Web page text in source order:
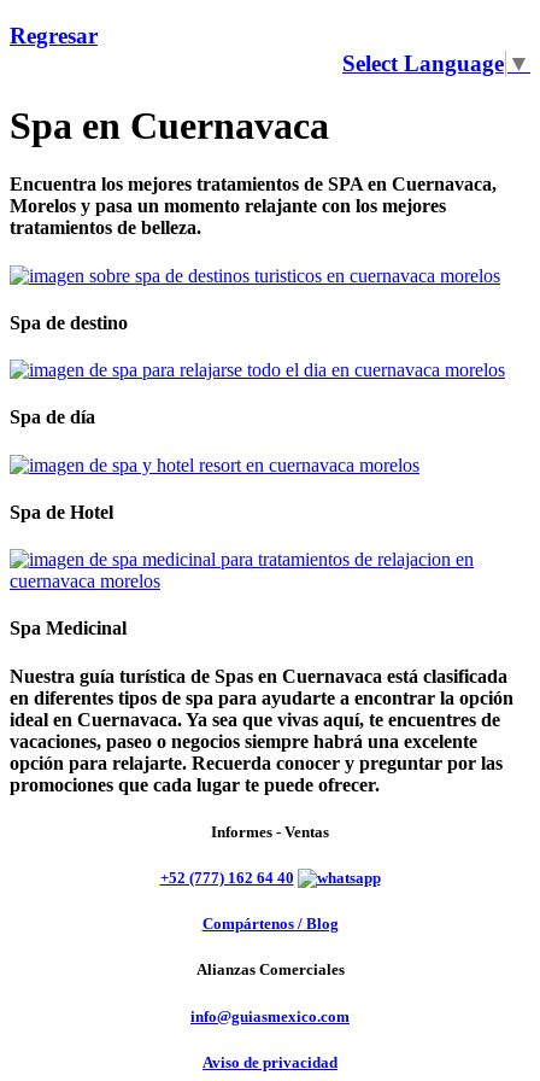
Regresar
Select Language ▼
Spa en Cuernavaca
Encuentra los mejores tratamientos de SPA en Cuernavaca,
Morelos y pasa un momento relajante con los mejores
tratamientos de belleza.
Spa de destino
Spa de día
Spa de Hotel
Spa Medicinal
Nuestra guía turística de Spas en Cuernavaca está clasificada
en diferentes tipos de spa para ayudarte a encontrar la opción
ideal en Cuernavaca. Ya sea que vivas aquí, te encuentres de
vacaciones, paseo o negocios siempre habrá una excelente
opción para relajarte. Recuerda conocer y preguntar por las
promociones que cada lugar te puede ofrecer.
Informes - Ventas
+52 (777) 162 64 40
Compártenos / Blog
Alianzas Comerciales
info@guiasmexico.com
Aviso de privacidad